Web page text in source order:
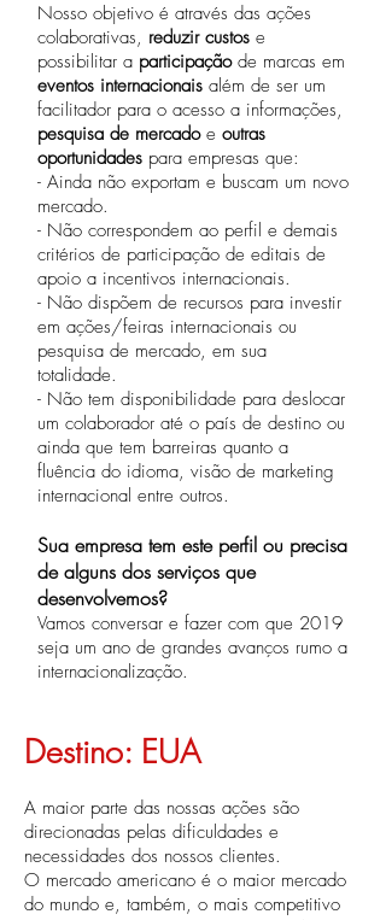
Nosso objetivo é através das ações
colaborativas, reduzir custos e
possibilitar a participaçãode marcas em
eventos internacionais além de ser um
facilitador para o acesso a informações,
pesquisa de mercadoe outras
oportunidades para empresas que:
- Ainda não exportam e buscam um novo
mercado.
- Não correspondem ao perfil e demais
critérios de participação de editais de
apoio a incentivos internacionais.
- Não dispõem de recursos para investir
em ações/feiras internacionais ou
pesquisa de mercado, em sua
totalidade.
- Não tem disponibilidade para deslocar
um colaborador até o país de destino ou
ainda que tem barreiras quanto a
fluência do idioma, visão de marketing
internacional entre outros.
Sua empresa tem este perfil ou precisa
de alguns dos serviços que
desenvolvemos?
Vamos conversar e fazer com que 2019
seja um ano de grandes avanços rumo a
internacionalização.
Destino: EUA
A maior parte das nossas ações são
direcionadas pelas dificuldades e
necessidades dos nossos clientes.
O mercado americano é o maior mercado
do mundo e, também, o mais competitivo